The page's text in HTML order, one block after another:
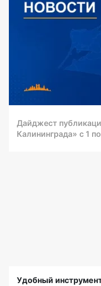
Дайджест
Калининграда» с 1
Удобный